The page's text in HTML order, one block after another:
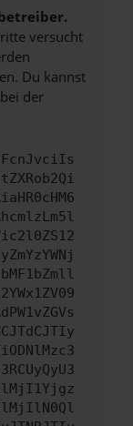
versucht
Du kannst
der